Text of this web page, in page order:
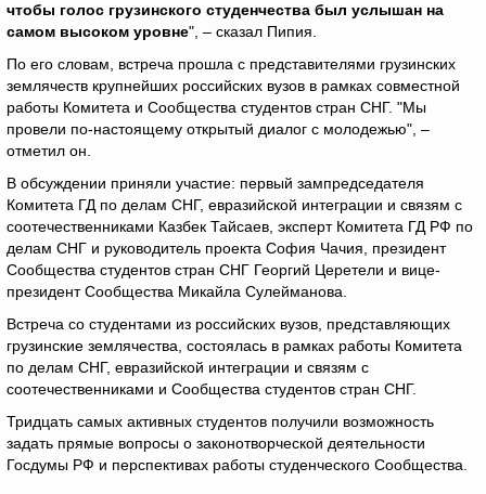
чтобы голос грузинского студенчества был услышан на
самом высоком уровне", – сказал Пипия.
По его словам, встреча прошла с представителями грузинских
землячеств крупнейших российских вузов в рамках совместной
работы Комитета и Сообщества студентов стран СНГ. "Мы
провели по-настоящему открытый диалог с молодежью", –
отметил он.
В обсуждении приняли участие: первый зампредседателя
Комитета ГД по делам СНГ, евразийской интеграции и связям с
соотечественниками Казбек Тайсаев, эксперт Комитета ГД РФ по
делам СНГ и руководитель проекта София Чачия, президент
Сообщества студентов стран СНГ Георгий Церетели и вице-
президент Сообщества Микайла Сулейманова.
Встреча со студентами из российских вузов, представляющих
грузинские землячества, состоялась в рамках работы Комитета
по делам СНГ, евразийской интеграции и связям с
соотечественниками и Сообщества студентов стран СНГ.
Тридцать самых активных студентов получили возможность
задать прямые вопросы о законотворческой деятельности
Госдумы РФ и перспективах работы студенческого Сообщества.